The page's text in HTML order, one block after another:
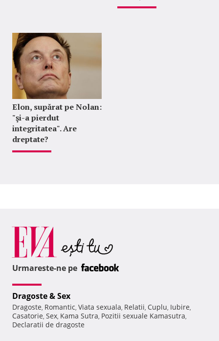
Elon, supărat pe Nolan:
"şi-a pierdut
integritatea". Are
dreptate?
Urmareste-ne pe
Dragoste & Sex
Dragoste, Romantic, Viata sexuala, Relatii, Cuplu, Iubire,
Casatorie, Sex, Kama Sutra, Pozitii sexuale Kamasutra,
Declaratii de dragoste